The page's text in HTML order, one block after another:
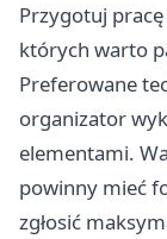
Przygotuj
których warto
Preferowane
organizator
elementami.
powinny mieć
zgłosić